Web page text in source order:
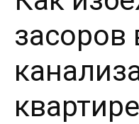
засоров
квартире